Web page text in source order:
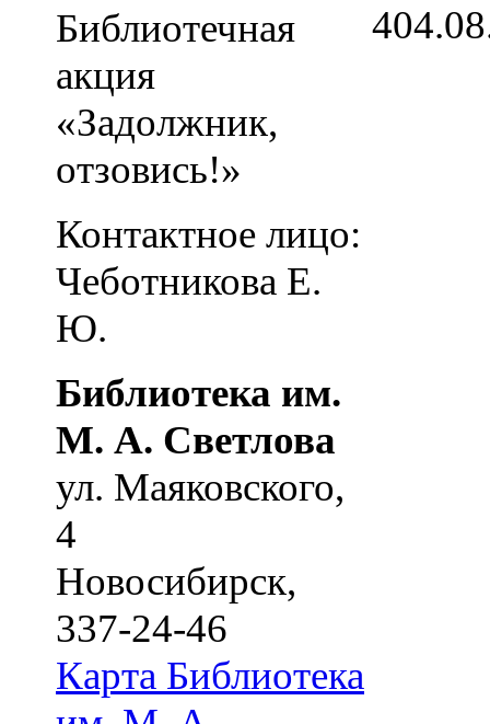
Библиотечная
акция
«Задолжник,
отзовись!»
Контактное лицо:
Чеботникова Е.
Ю.
Библиотека им.
М. А. Светлова
ул. Маяковского,
4
Новосибирск,
337-24-46
Карта Библиотека
4